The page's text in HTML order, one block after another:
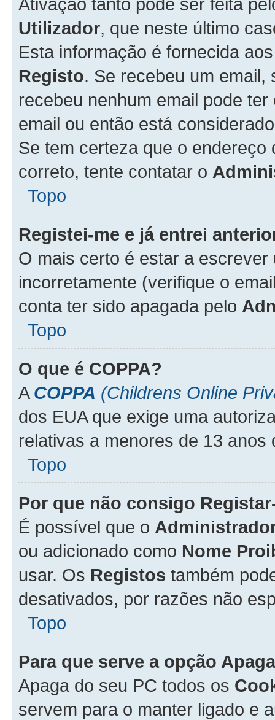
Utilizador, que neste último
Esta informação é fornecida
Registo. Se recebeu um
recebeu nenhum email pode
email ou então está
Se tem certeza que o
correto, tente contatar o
Topo
Registei-me e já entrei
O mais certo é estar a
incorretamente (verifique o
conta ter sido apagada pelo
Topo
O que é COPPA?
A COPPA (Childrens Online
dos EUA que exige uma
relativas a menores de 13 anos
Topo
Por que não consigo
É possível que o
ou adicionado como Nome
usar. Os Registos também
desativados, por razões não
Topo
Para que serve a opção
Apaga do seu PC todos os
servem para o manter ligado e